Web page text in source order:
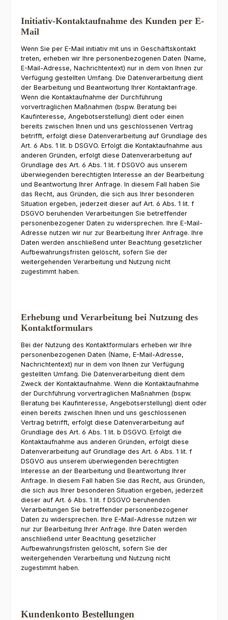
Initiativ-Kontaktaufnahme des Kunden per E-
Mail
Wenn Sie per E-Mail initiativ mit uns in Geschäftskontakt
treten, erheben wir Ihre personenbezogenen Daten (Name,
E-Mail-Adresse, Nachrichtentext) nur in dem von Ihnen zur
Verfügung gestellten Umfang. Die Datenverarbeitung dient
der Bearbeitung und Beantwortung Ihrer Kontaktanfrage.
Wenn die Kontaktaufnahme der Durchführung
vorvertraglichen Maßnahmen (bspw. Beratung bei
Kaufinteresse, Angebotserstellung) dient oder einen
bereits zwischen Ihnen und uns geschlossenen Vertrag
betrifft, erfolgt diese Datenverarbeitung auf Grundlage des
Art. 6 Abs. 1 lit. b DSGVO. Erfolgt die Kontaktaufnahme aus
anderen Gründen, erfolgt diese Datenverarbeitung auf
Grundlage des Art. 6 Abs. 1 lit. f DSGVO aus unserem
überwiegenden berechtigten Interesse an der Bearbeitung
und Beantwortung Ihrer Anfrage. In diesem Fall haben Sie
das Recht, aus Gründen, die sich aus Ihrer besonderen
Situation ergeben, jederzeit dieser auf Art. 6 Abs. 1 lit. f
DSGVO beruhenden Verarbeitungen Sie betreffender
personenbezogener Daten zu widersprechen. Ihre E-Mail-
Adresse nutzen wir nur zur Bearbeitung Ihrer Anfrage. Ihre
Daten werden anschließend unter Beachtung gesetzlicher
Aufbewahrungsfristen gelöscht, sofern Sie der
weitergehenden Verarbeitung und Nutzung nicht
zugestimmt haben.
Erhebung und Verarbeitung bei Nutzung des
Kontaktformulars
Bei der Nutzung des Kontaktformulars erheben wir Ihre
personenbezogenen Daten (Name, E-Mail-Adresse,
Nachrichtentext) nur in dem von Ihnen zur Verfügung
gestellten Umfang. Die Datenverarbeitung dient dem
Zweck der Kontaktaufnahme. Wenn die Kontaktaufnahme
der Durchführung vorvertraglichen Maßnahmen (bspw.
Beratung bei Kaufinteresse, Angebotserstellung) dient oder
einen bereits zwischen Ihnen und uns geschlossenen
Vertrag betrifft, erfolgt diese Datenverarbeitung auf
Grundlage des Art. 6 Abs. 1 lit. b DSGVO. Erfolgt die
Kontaktaufnahme aus anderen Gründen, erfolgt diese
Datenverarbeitung auf Grundlage des Art. 6 Abs. 1 lit. f
DSGVO aus unserem überwiegenden berechtigten
Interesse an der Bearbeitung und Beantwortung Ihrer
Anfrage. In diesem Fall haben Sie das Recht, aus Gründen,
die sich aus Ihrer besonderen Situation ergeben, jederzeit
dieser auf Art. 6 Abs. 1 lit. f DSGVO beruhenden
Verarbeitungen Sie betreffender personenbezogener
Daten zu widersprechen. Ihre E-Mail-Adresse nutzen wir
nur zur Bearbeitung Ihrer Anfrage. Ihre Daten werden
anschließend unter Beachtung gesetzlicher
Aufbewahrungsfristen gelöscht, sofern Sie der
weitergehenden Verarbeitung und Nutzung nicht
zugestimmt haben.
Kundenkonto Bestellungen